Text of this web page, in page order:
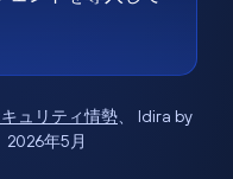
ュリティ情勢、 Idira by
2026年5月